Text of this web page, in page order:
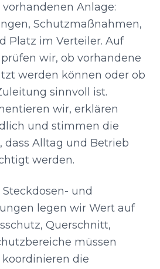
Anlage:
Schutzmaßnahmen,
Platz im Verteiler. Auf
wir, ob vorhandene
werden können oder ob
sinnvoll ist.
wir, erklären
und stimmen die
dass Alltag und Betrieb
werden.
und
legen wir Wert auf
Querschnitt,
müssen
die